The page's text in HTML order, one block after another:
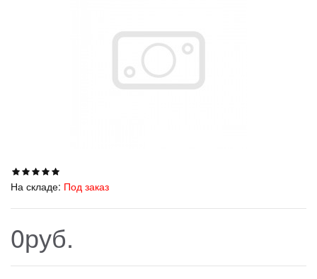
На складе: Под заказ
0руб.